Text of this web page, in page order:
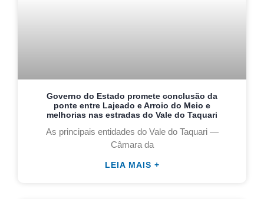
Governo do Estado promete conclusão da
ponte entre Lajeado e Arroio do Meio e
melhorias nas estradas do Vale do Taquari
As principais entidades do Vale do Taquari —
Câmara da
LEIA MAIS +